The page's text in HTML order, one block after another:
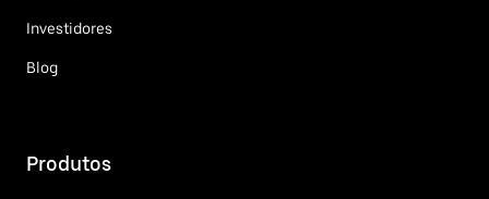
Investidores
Blog
Produtos